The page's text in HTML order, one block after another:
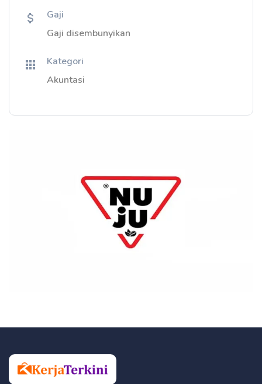
Gaji
Gaji disembunyikan
Kategori
Akuntasi